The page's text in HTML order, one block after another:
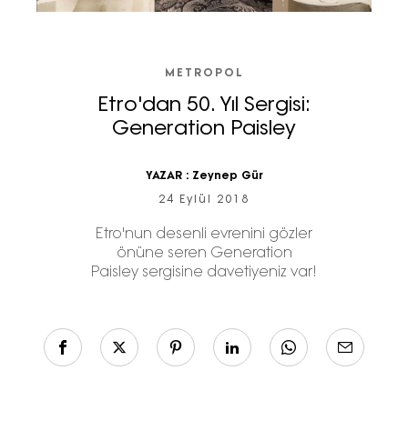
METROPOL
Etro'dan 50. Yıl Sergisi:
Generation Paisley
YAZAR : Zeynep Gür
24 Eylül 2018
Etro'nun desenli evrenini gözler
önüne seren Generation
Paisley sergisine davetiyeniz var!